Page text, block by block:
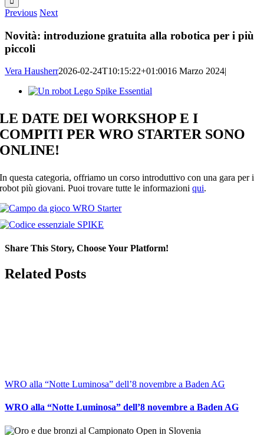
Previous Next
Novità: introduzione gratuita alla robotica per i più
piccoli
Vera Hausherr2026-02-24T10:15:22+01:0016 Marzo 2024|
View
Image
LE DATE DEI WORKSHOP E I
COMPITI PER WRO STARTER SONO
ONLINE!
In questa categoria, offriamo un corso introduttivo con una gara per i
robot più giovani. Puoi trovare tutte le informazioniqui.
Share This Story, Choose Your Platform!
Facebook
Related Posts
WRO alla “Notte Luminosa” dell’8 novembre a Baden AG
WRO alla “Notte Luminosa” dell’8 novembre a Baden AG